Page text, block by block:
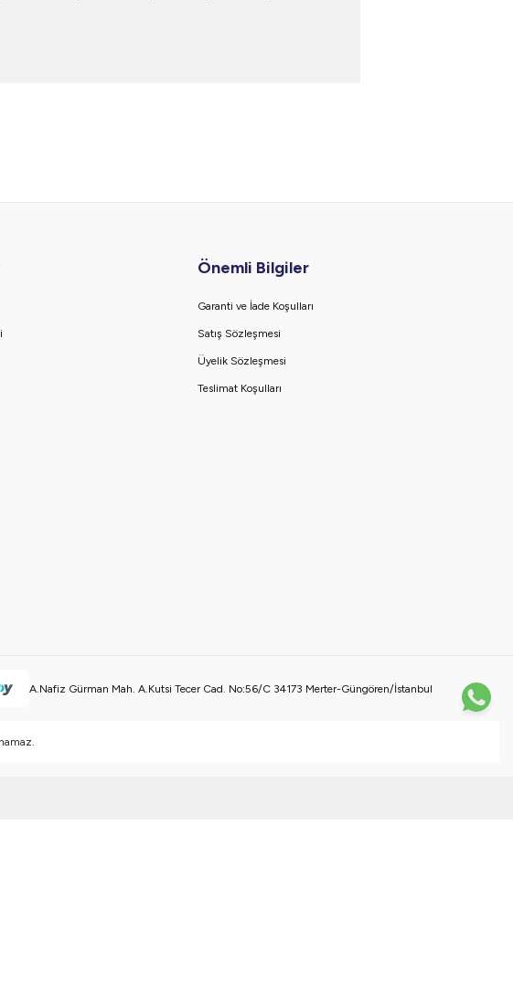
Önemli Bilgiler
Garanti ve İade Koşulları
Satış Sözleşmesi
Üyelik Sözleşmesi
Teslimat Koşulları
A.Nafiz Gürman Mah. A.Kutsi Tecer Cad. No:56/C 34173 Merter-Güngören/İstanbul